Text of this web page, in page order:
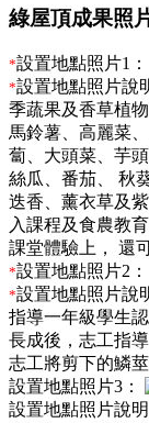
綠屋頂成果照
*設置地點照片1：
*設置地點照片說
季蔬果及香草植
馬鈴薯、高麗菜
蔔、大頭菜、芋
絲瓜、番茄、 秋
迭香、薰衣草及
入課程及食農教
課堂體驗上， 還
*設置地點照片2：
*設置地點照片說
指導一年級學生
長成後，志工指
志工將剪下的鱗
設置地點照片3：
設置地點照片說明